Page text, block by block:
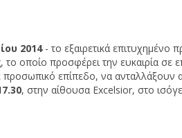
2014- το εξαιρετικά επιτυχημένο
οποίο προσφέρει την ευκαιρία σε
επίπεδο, να ανταλλάξουν
, στην αίθουσα Excelsior, στο